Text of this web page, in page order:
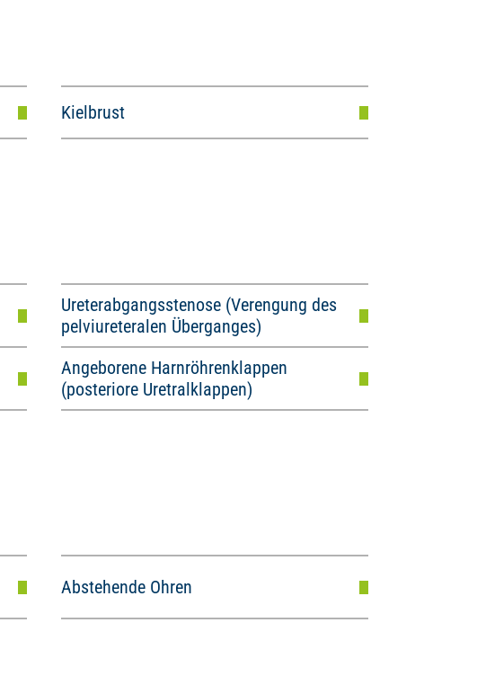
Kielbrust
Ureterabgangsstenose (Verengung des
pelviureteralen Überganges)
Angeborene Harnröhrenklappen
(posteriore Uretralklappen)
Abstehende Ohren